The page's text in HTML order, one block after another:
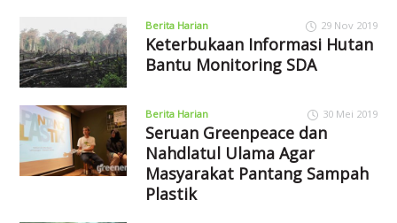
Berita Harian 29 Nov 2019
Keterbukaan Informasi Hutan
Bantu Monitoring SDA
Berita Harian 30 Mei 2019
Seruan Greenpeace dan
Nahdlatul Ulama Agar
Masyarakat Pantang Sampah
Plastik